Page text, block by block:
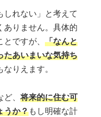
しれない」と考えて
ありません。具体的
ですが、 「なんと
たあいまいな気持ち
なりえます。
ど、将来的に住む可
うか？もし明確な計